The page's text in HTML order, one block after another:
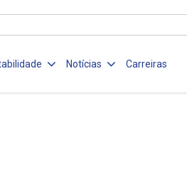
Notícias Carreiras